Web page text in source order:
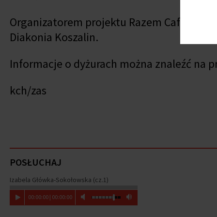
Organizatorem projektu Razem Cafe jest
Diakonia Koszalin.
Informacje o dyżurach można znaleźć na
kch/zas
POSŁUCHAJ
Izabela Główka-Sokołowska (cz.1)
00:00:00| 00:00:00